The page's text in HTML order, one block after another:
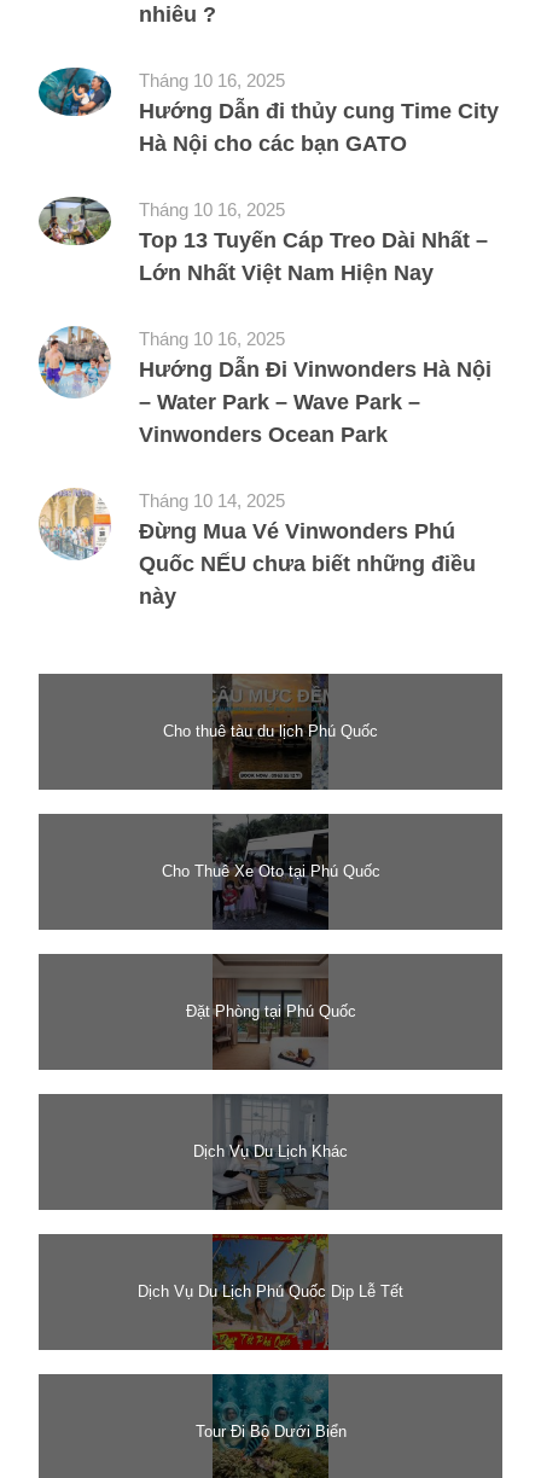
nhiêu ?
Tháng 10 16, 2025
Hướng Dẫn đi thủy cung Time City
Hà Nội cho các bạn GATO
Tháng 10 16, 2025
Top 13 Tuyến Cáp Treo Dài Nhất –
Lớn Nhất Việt Nam Hiện Nay
Tháng 10 16, 2025
Hướng Dẫn Đi Vinwonders Hà Nội
– Water Park – Wave Park –
Vinwonders Ocean Park
Tháng 10 14, 2025
Đừng Mua Vé Vinwonders Phú
Quốc NẾU chưa biết những điều
này
Cho thuê tàu du lịch Phú Quốc
Cho Thuê Xe Oto tại Phú Quốc
Đặt Phòng tại Phú Quốc
Dịch Vụ Du Lịch Khác
Dịch Vụ Du Lịch Phú Quốc Dịp Lễ Tết
Tour Đi Bộ Dưới Biển